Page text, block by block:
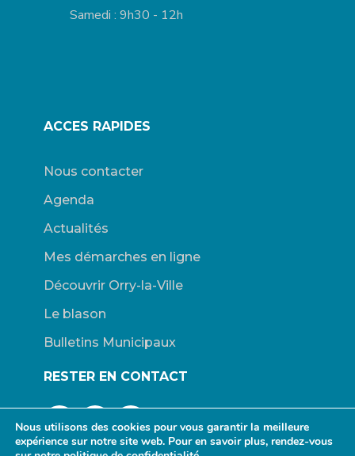
Samedi : 9h30 - 12h
ACCES RAPIDES
Nous contacter
Agenda
Actualités
Mes démarches en ligne
Découvrir Orry-la-Ville
Le blason
Bulletins Municipaux
RESTER EN CONTACT
Nous utilisons des cookies pour vous garantir la meilleure
expérience sur notre site web. Pour en savoir plus, rendez-vous